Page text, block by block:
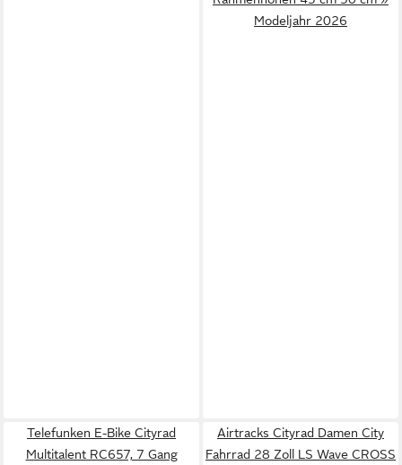
Modeljahr 2026
Telefunken E-Bike Cityrad
Multitalent RC657, 7 Gang
Airtracks Cityrad Damen City
Fahrrad 28 Zoll LS Wave CROSS